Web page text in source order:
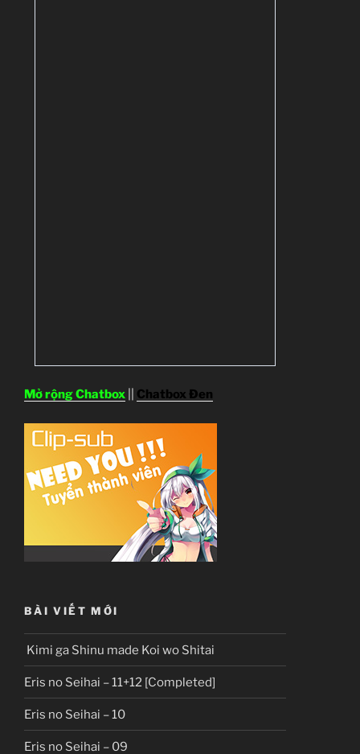
Mở rộng Chatbox Chatbox Đen
BÀI VIẾT MỚI
Kimi ga Shinu made Koi wo Shitai
Eris no Seihai – 11+12 [Completed]
Eris no Seihai – 10
Eris no Seihai – 09